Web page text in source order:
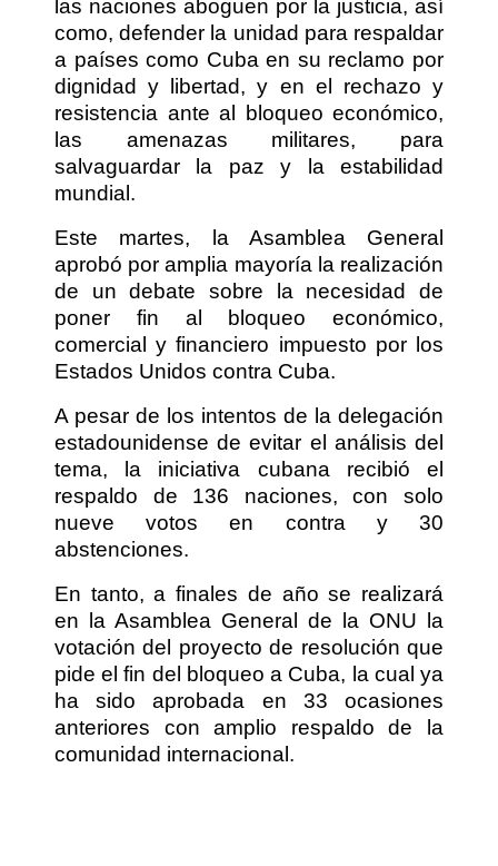
las naciones aboguen por la justicia, así
como, defender la unidad para respaldar
a países como Cuba en su reclamo por
dignidad y libertad, y en el rechazo y
resistencia ante al bloqueo económico,
las amenazas militares, para
salvaguardar la paz y la estabilidad
mundial.
Este martes, la Asamblea General
aprobó por amplia mayoría la realización
de un debate sobre la necesidad de
poner fin al bloqueo económico,
comercial y financiero impuesto por los
Estados Unidos contra Cuba.
A pesar de los intentos de la delegación
estadounidense de evitar el análisis del
tema, la iniciativa cubana recibió el
respaldo de 136 naciones, con solo
nueve votos en contra y 30
abstenciones.
En tanto, a finales de año se realizará
en la Asamblea General de la ONU la
votación del proyecto de resolución que
pide el fin del bloqueo a Cuba, la cual ya
ha sido aprobada en 33 ocasiones
anteriores con amplio respaldo de la
comunidad internacional.